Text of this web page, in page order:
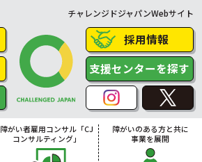
チャレンジドジャパンWebサイト
採用情報
支援センターを探す
障がい者雇用コンサル「CJ
コンサルティング」
障がいのある方と共に
事業を展開